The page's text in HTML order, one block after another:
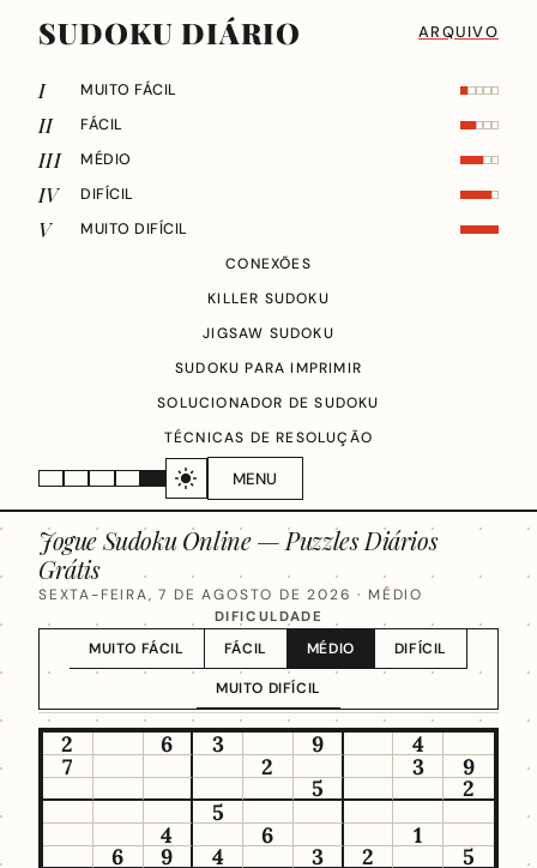
SUDOKU DIÁRIO ARQUIVO
MENU
I MUITO FÁCIL
II FÁCIL
III MÉDIO
IV DIFÍCIL
V
MUITO DIFÍCIL
CONEXÕES
KILLER SUDOKU
JIGSAW SUDOKU
SUDOKU PARA IMPRIMIR
SOLUCIONADOR DE SUDOKU
TÉCNICAS DE RESOLUÇÃO
Jogue Sudoku Online — Puzzles Diários
Grátis
SEXTA-FEIRA, 7 DE AGOSTO DE 2026 · MÉDIO
DIFICULDADE
MUITO FÁCIL FÁCIL MÉDIO DIFÍCIL
MUITO DIFÍCIL
2 6 3 9
4
7
2 3
9
5
2
5
4
6
1
6
9 4 3 2
5